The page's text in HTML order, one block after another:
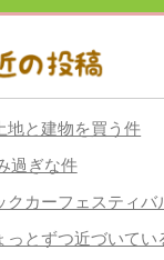
地と建物を買う件
過ぎな件
クカーフェスティ
っとずつ近づいてい